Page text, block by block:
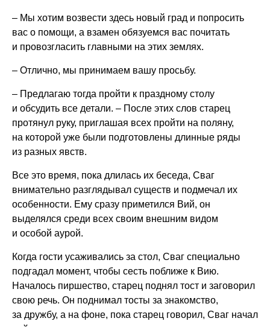
– Мы хотим возвести здесь новый град и попросить
вас о помощи, а взамен обязуемся вас почитать
и провозгласить главными на этих землях.
– Отлично, мы принимаем вашу просьбу.
– Предлагаю тогда пройти к праздному столу
и обсудить все детали. – После этих слов старец
протянул руку, приглашая всех пройти на поляну,
на которой уже были подготовлены длинные ряды
из разных явств.
Все это время, пока длилась их беседа, Сваг
внимательно разглядывал существ и подмечал их
особенности. Ему сразу приметился Вий, он
выделялся среди всех своим внешним видом
и особой аурой.
Когда гости усаживались за стол, Сваг специально
подгадал момент, чтобы сесть поближе к Вию.
Началось пиршество, старец поднял тост и заговорил
свою речь. Он поднимал тосты за знакомство,
за дружбу, а на фоне, пока старец говорил, Сваг начал